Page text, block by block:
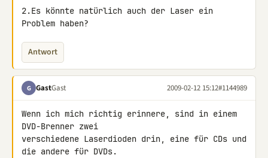
2.Es könnte natürlich auch der Laser ein
Problem haben?
Antwort
G GastGast 2009-02-12 15:12#1144989
Wenn ich mich richtig erinnere, sind in einem
DVD-Brenner zwei
verschiedene Laserdioden drin, eine für CDs und
die andere für DVDs.